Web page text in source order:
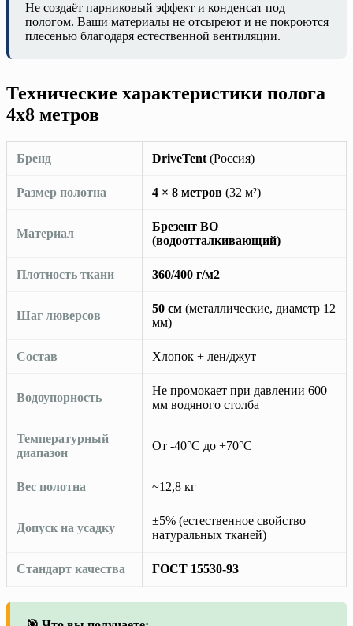
Не создаёт парниковый эффект и конденсат под
пологом. Ваши материалы не отсыреют и не покроются
плесенью благодаря естественной вентиляции.
Технические характеристики полога
4х8 метров
Бренд DriveTent (Россия)
Размер полотна 4 × 8 метров (32 м²)
Материал
Брезент ВО
(водоотталкивающий)
Плотность ткани 360/400 г/м2
Шаг люверсов
50 см (металлические, диаметр 12
мм)
Состав Хлопок + лен/джут
Водоупорность
Не промокает при давлении 600
мм водяного столба
Температурный
диапазон
От -40°C до +70°C
Вес полотна ~12,8 кг
Допуск на усадку
±5% (естественное свойство
натуральных тканей)
Стандарт качества ГОСТ 15530-93